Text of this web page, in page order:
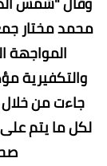
محمد مختار
المواجهة
والتكفيرية
جاءت من خلال
لكل ما يتم